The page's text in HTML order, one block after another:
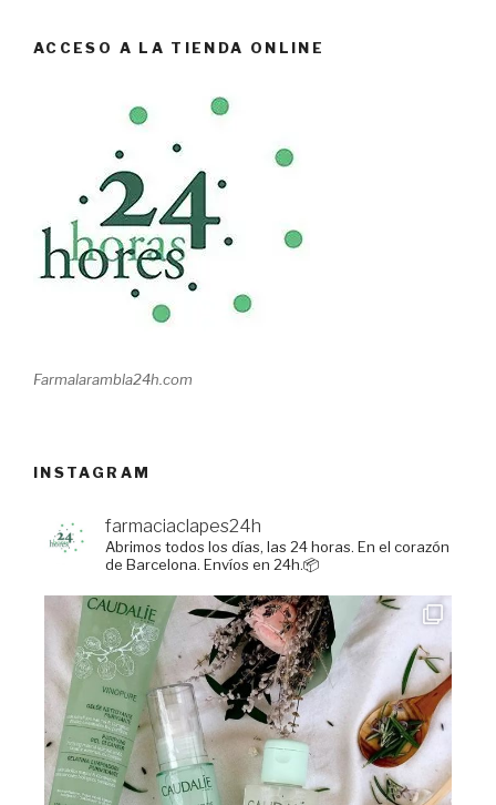
ACCESO A LA TIENDA ONLINE
Farmalarambla24h.com
INSTAGRAM
farmaciaclapes24h
Abrimos todos los días, las 24 horas. En el corazón
de Barcelona. Envíos en 24h.📦